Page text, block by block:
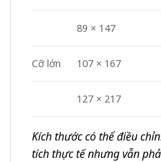
89 × 147
Cỡ lớn 107 × 167
127 × 217
Kích thước có thể điều
tích thực tế nhưng vẫn